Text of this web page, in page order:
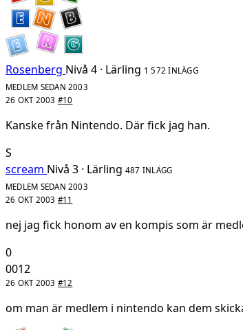
Rosenberg Nivå 4 · Lärling 1 572 INLÄGG
MEDLEM SEDAN 2003
26 OKT 2003 #10
Kanske från Nintendo. Där fick jag han.
S
scream Nivå 3 · Lärling 487 INLÄGG
MEDLEM SEDAN 2003
26 OKT 2003 #11
nej jag fick honom av en kompis som är
0
0012
26 OKT 2003 #12
om man är medlem i nintendo kan dem